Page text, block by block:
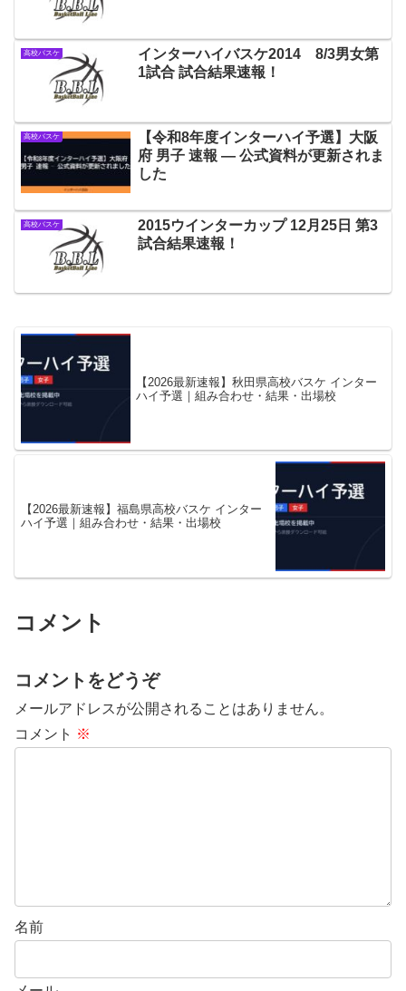
高校バスケ
インターハイバスケ2014 8/3男女第
1試合 試合結果速報！
高校バスケ
【令和8年度インターハイ予選】大阪
府 男子 速報 — 公式資料が更新されま
した
高校バスケ
2015ウインターカップ 12月25日 第3
試合結果速報！
【2026最新速報】秋田県高校バスケ インター
ハイ予選｜組み合わせ・結果・出場校
【2026最新速報】福島県高校バスケ インター
ハイ予選｜組み合わせ・結果・出場校
コメント
コメントをどうぞ
メールアドレスが公開されることはありません。
コメント ※
名前